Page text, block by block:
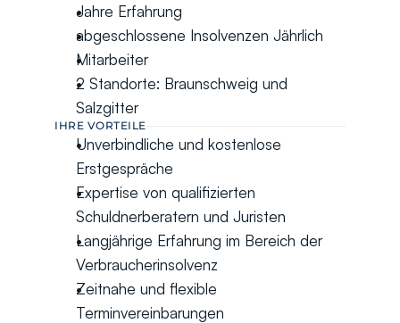
Jahre Erfahrung
abgeschlossene Insolvenzen Jährlich
Mitarbeiter
2 Standorte: Braunschweig und
Salzgitter
IHRE VORTEILE
Unverbindliche und kostenlose
Erstgespräche
Expertise von qualifizierten
Schuldnerberatern und Juristen
Langjährige Erfahrung im Bereich der
Verbraucherinsolvenz
Zeitnahe und flexible
Terminvereinbarungen